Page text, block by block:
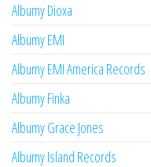
Albumy Dioxa
Albumy EMI
Albumy EMI America Records
Albumy Finka
Albumy Grace Jones
Albumy Island Records